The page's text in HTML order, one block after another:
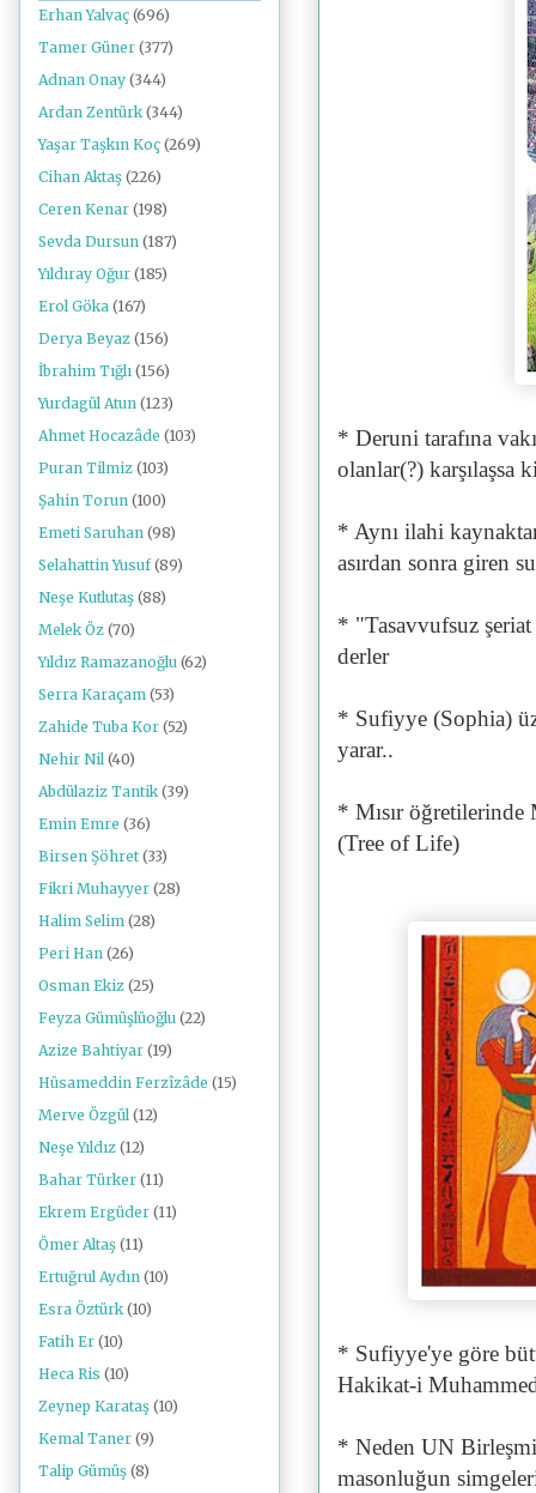
* Deruni tarafına
olanlar(?) karşılaşsa
* Aynı ilahi
asırdan sonra giren
* "Tasavvufsuz
derler
* Sufiyye (Sophia)
yarar..
* Mısır öğretilerinde
(Tree of Life)
* Sufiyye'ye göre
Hakikat-i
* Neden UN
masonluğun
Erhan Yalvaç (696)
Tamer Güner (377)
Adnan Onay (344)
Ardan Zentürk (344)
Yaşar Taşkın Koç (269)
Cihan Aktaş (226)
Ceren Kenar (198)
Sevda Dursun (187)
Yıldıray Oğur (185)
Erol Göka (167)
Derya Beyaz (156)
İbrahim Tığlı (156)
Yurdagül Atun (123)
Ahmet Hocazâde (103)
Puran Tilmiz (103)
Şahin Torun (100)
Emeti Saruhan (98)
Selahattin Yusuf (89)
Neşe Kutlutaş (88)
Melek Öz (70)
Yıldız Ramazanoğlu (62)
Serra Karaçam (53)
Zahide Tuba Kor (52)
Nehir Nil (40)
Abdülaziz Tantik (39)
Emin Emre (36)
Birsen Şöhret (33)
Fikri Muhayyer (28)
Halim Selim (28)
Peri Han (26)
Osman Ekiz (25)
Feyza Gümüşlüoğlu (22)
Azize Bahtiyar (19)
Hüsameddin Ferzîzâde (15)
Merve Özgül (12)
Neşe Yıldız (12)
Bahar Türker (11)
Ekrem Ergüder (11)
Ömer Altaş (11)
Ertuğrul Aydın (10)
Esra Öztürk (10)
Fatih Er (10)
Heca Ris (10)
Zeynep Karataş (10)
Kemal Taner (9)
Talip Gümüş (8)